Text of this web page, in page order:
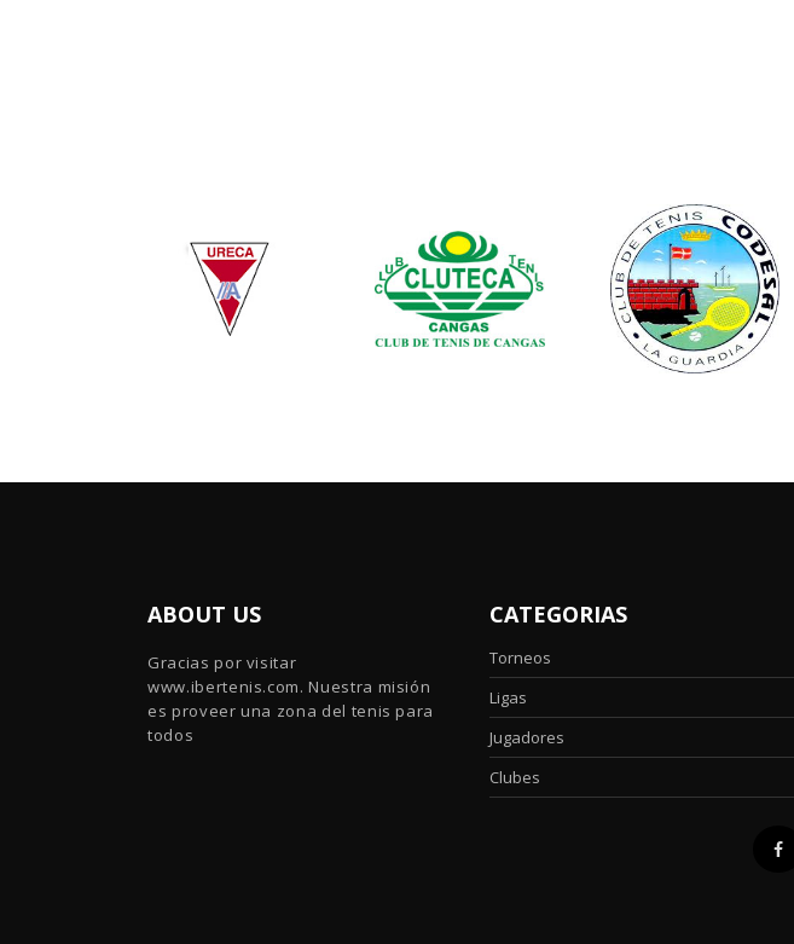
ABOUT US
Gracias por visitar
www.ibertenis.com. Nuestra misión
es proveer una zona del tenis para
todos
CATEGORIAS
Torneos
Ligas
Jugadores
Clubes